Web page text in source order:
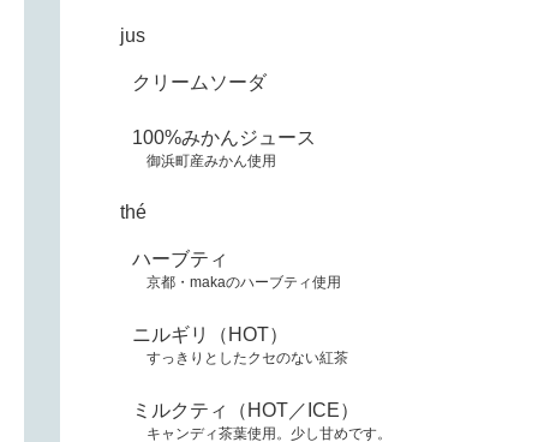
jus
クリームソーダ
100%みかんジュース
御浜町産みかん使用
thé
ハーブティ
京都・makaのハーブティ使用
ニルギリ（HOT）
すっきりとしたクセのない紅茶
ミルクティ（HOT／ICE）
キャンディ茶葉使用。少し甘めです。